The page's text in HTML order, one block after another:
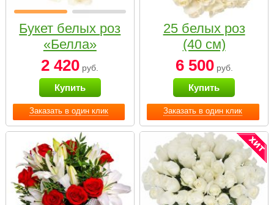
Заказать в один клик
Букет белых роз
«Белла»
2 420 руб.
Купить
Заказать в один клик
25 белых роз
(40 см)
6 500руб.
Купить